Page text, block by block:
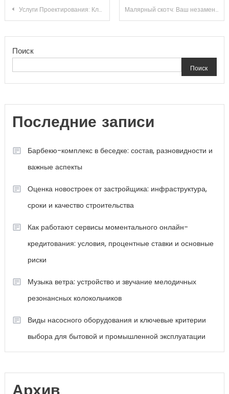
Навигация
записям
Услуги Проектирования: Ключ к Успешному Реализации Ваших Идей Малярный скотч: Ваш незаменимый помощник при ремонтных работах
Поиск
Поиск
Последние записи
Барбекю-комплекс в беседке: состав, разновидности и
важные аспекты
Оценка новостроек от застройщика: инфраструктура,
сроки и качество строительства
Как работают сервисы моментального онлайн-
кредитования: условия, процентные ставки и основные
риски
Музыка ветра: устройство и звучание мелодичных
резонансных колокольчиков
Виды насосного оборудования и ключевые критерии
выбора для бытовой и промышленной эксплуатации